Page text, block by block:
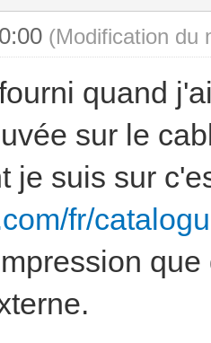
(Modification du
quand
sur le
je suis sur
fr/